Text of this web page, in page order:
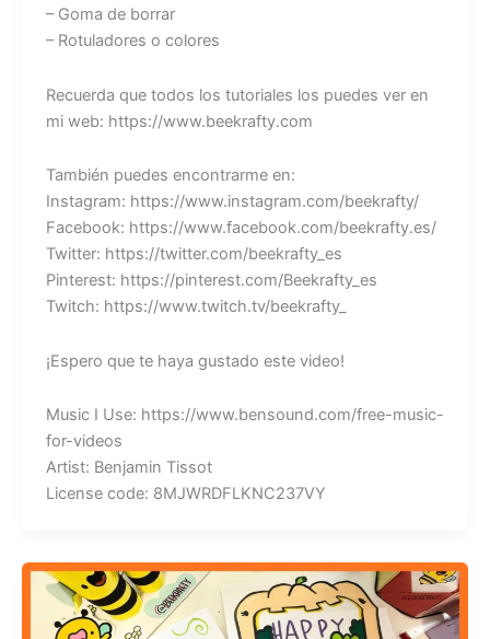
– Goma de borrar
– Rotuladores o colores
Recuerda que todos los tutoriales los puedes ver en
mi web: https://www.beekrafty.com
También puedes encontrarme en:
Instagram: https://www.instagram.com/beekrafty/
Facebook: https://www.facebook.com/beekrafty.es/
Twitter: https://twitter.com/beekrafty_es
Pinterest: https://pinterest.com/Beekrafty_es
Twitch: https://www.twitch.tv/beekrafty_
¡Espero que te haya gustado este video!
Music I Use: https://www.bensound.com/free-music-
for-videos
Artist: Benjamin Tissot
License code: 8MJWRDFLKNC237VY